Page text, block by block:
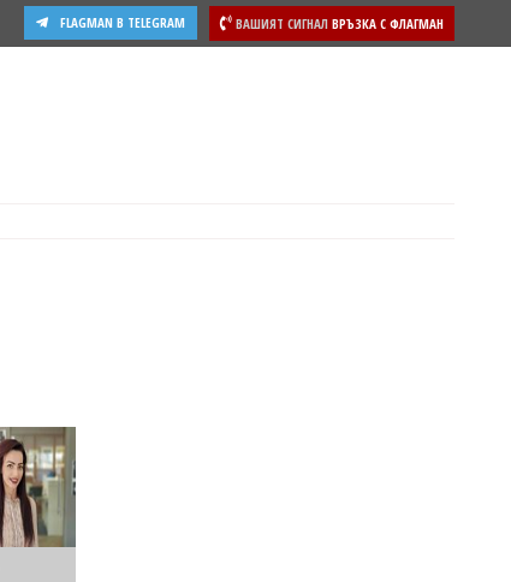
ВАШИЯТ СИГНАЛ ВРЪЗКА С ФЛАГМАН
FLAGMAN В TELEGRAM